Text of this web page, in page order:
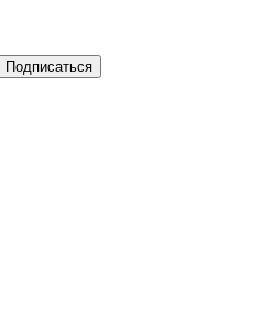
Подписаться